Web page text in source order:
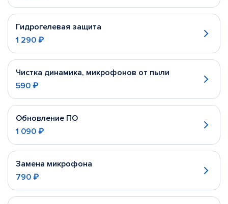
Гидрогелевая защита
1 290 ₽
Чистка динамика, микрофонов от пыли
590 ₽
Обновление ПО
1 090 ₽
Замена микрофона
790 ₽